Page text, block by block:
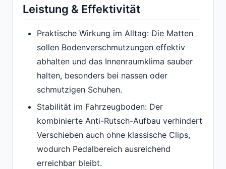
Leistung & Effektivität
Praktische Wirkung im Alltag: Die Matten
sollen Bodenverschmutzungen effektiv
abhalten und das Innenraumklima sauber
halten, besonders bei nassen oder
schmutzigen Schuhen.
Stabilität im Fahrzeugboden: Der
kombinierte Anti-Rutsch-Aufbau verhindert
Verschieben auch ohne klassische Clips,
wodurch Pedalbereich ausreichend
erreichbar bleibt.